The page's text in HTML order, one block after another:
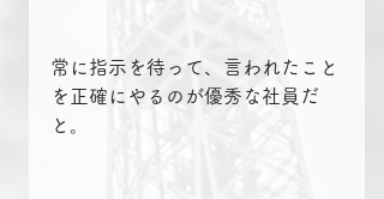
常に指示を待って、言われたこと
を正確にやるのが優秀な社員だ
と。